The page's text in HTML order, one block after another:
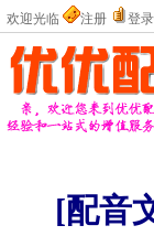
欢迎光临 注册 登录
[配音